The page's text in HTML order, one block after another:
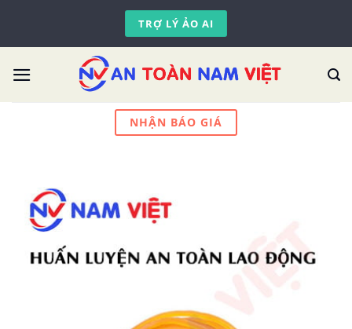
content
TRỢ LÝ ẢO AI
NHẬN BÁO GIÁ